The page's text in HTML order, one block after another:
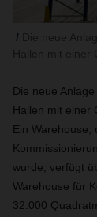
Die neue
Hallen mit einer
Ein Warehouse,
wurde, verfügt
Warehouse für
32.000